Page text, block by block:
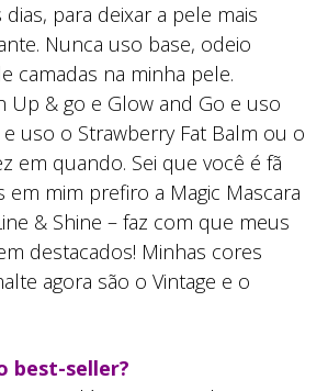
para deixar a pele mais
Nunca uso base, odeio
camadas na minha pele.
Up & go e Glow and Go e uso
uso o Strawberry Fat Balm ou o
em quando. Sei que você é fã
em mim prefiro a Magic Mascara
& Shine – faz com que meus
destacados! Minhas cores
agora são o Vintage e o
best-seller?